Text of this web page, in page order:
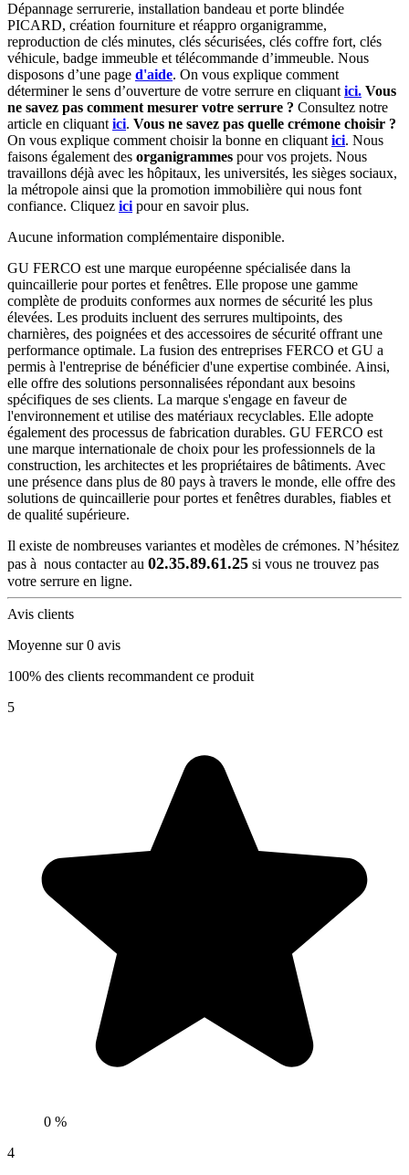
Dépannage serrurerie, installation bandeau et porte blindée
PICARD, création fourniture et réappro organigramme,
reproduction de clés minutes, clés sécurisées, clés coffre fort, clés
véhicule, badge immeuble et télécommande d’immeuble. Nous
disposons d’une page d'aide. On vous explique comment
déterminer le sens d’ouverture de votre serrure en cliquant ici. Vous
ne savez pas comment mesurer votre serrure ? Consultez notre
article en cliquant ici. Vous ne savez pas quelle crémone choisir ?
On vous explique comment choisir la bonne en cliquant ici. Nous
faisons également des organigrammes pour vos projets. Nous
travaillons déjà avec les hôpitaux, les universités, les sièges sociaux,
la métropole ainsi que la promotion immobilière qui nous font
confiance. Cliquez ici pour en savoir plus.
Aucune information complémentaire disponible.
GU FERCO est une marque européenne spécialisée dans la
quincaillerie pour portes et fenêtres. Elle propose une gamme
complète de produits conformes aux normes de sécurité les plus
élevées. Les produits incluent des serrures multipoints, des
charnières, des poignées et des accessoires de sécurité offrant une
performance optimale. La fusion des entreprises FERCO et GU a
permis à l'entreprise de bénéficier d'une expertise combinée. Ainsi,
elle offre des solutions personnalisées répondant aux besoins
spécifiques de ses clients. La marque s'engage en faveur de
l'environnement et utilise des matériaux recyclables. Elle adopte
également des processus de fabrication durables. GU FERCO est
une marque internationale de choix pour les professionnels de la
construction, les architectes et les propriétaires de bâtiments. Avec
une présence dans plus de 80 pays à travers le monde, elle offre des
solutions de quincaillerie pour portes et fenêtres durables, fiables et
de qualité supérieure.
Il existe de nombreuses variantes et modèles de crémones. N’hésitez
pas à nous contacter au 02.35.89.61.25 si vous ne trouvez pas
votre serrure en ligne.
Avis clients
Moyenne sur 0 avis
100% des clients recommandent ce produit
5
0 %
4